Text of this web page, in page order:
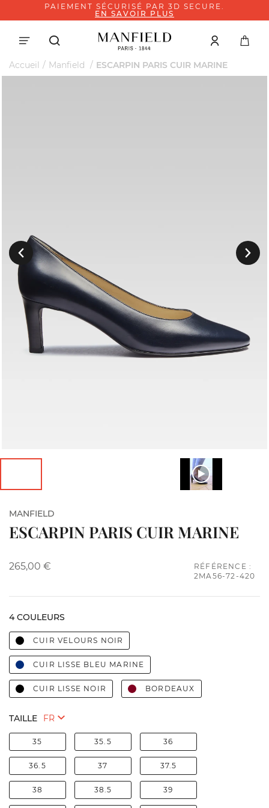
PAIEMENT SÉCURISÉ PAR 3D SECURE.
EN SAVOIR PLUS
Accueil Manfield ESCARPIN PARIS CUIR MARINE
Précedent Suivant
MANFIELD
ESCARPIN PARIS CUIR MARINE
265,00 €
RÉFÉRENCE :
2MA56-72-420
4 COULEURS
CUIR VELOURS NOIR
CUIR LISSE BLEU MARINE
CUIR LISSE NOIR BORDEAUX
TAILLE
35 35.5 36
36.5 37 37.5
38 38.5 39